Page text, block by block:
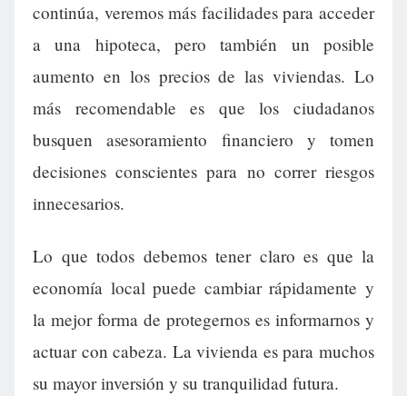
continúa, veremos más facilidades para acceder
a una hipoteca, pero también un posible
aumento en los precios de las viviendas. Lo
más recomendable es que los ciudadanos
busquen asesoramiento financiero y tomen
decisiones conscientes para no correr riesgos
innecesarios.
Lo que todos debemos tener claro es que la
economía local puede cambiar rápidamente y
la mejor forma de protegernos es informarnos y
actuar con cabeza. La vivienda es para muchos
su mayor inversión y su tranquilidad futura.